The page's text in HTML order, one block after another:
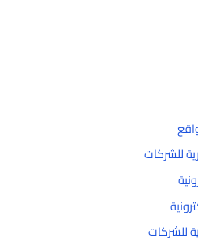
للشركات
للشركات